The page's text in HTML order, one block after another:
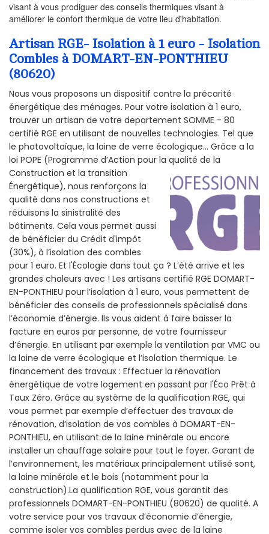
visant à vous prodiguer des conseils thermiques visant à
améliorer le confort thermique de votre lieu d'habitation.
Artisan RGE- Isolation à 1 euro - Isolation
Combles à DOMART-EN-PONTHIEU
(80620)
Nous vous proposons un dispositif contre la précarité
énergétique des ménages. Pour votre isolation à 1 euro,
trouver un artisan de votre departement SOMME - 80
certifié RGE en utilisant de nouvelles technologies. Tel que
le photovoltaïque, la laine de verre écologique... Grâce a la
loi POPE (Programme d’Action pour la qualité de la
Construction et la transition
Énergétique), nous renforçons la
qualité dans nos constructions et
réduisons la sinistralité des
bâtiments. Cela vous permet aussi
de bénéficier du Crédit d'impôt
(30%), à l’isolation des combles
pour 1 euro. Et l'Écologie dans tout ça ? L’été arrive et les
grandes chaleurs avec ! Les artisans certifié RGE DOMART-
EN-PONTHIEU pour l’isolation à 1 euro, vous permettent de
bénéficier des conseils de professionnels spécialisé dans
l’économie d’énergie. Ils vous aident à faire baisser la
facture en euros par personne, de votre fournisseur
d’énergie. En utilisant par exemple la ventilation par VMC ou
la laine de verre écologique et l’isolation thermique. Le
financement des travaux : Effectuer la rénovation
énergétique de votre logement en passant par l'Éco Prêt à
Taux Zéro. Grâce au système de la qualification RGE, qui
vous permet par exemple d’effectuer des travaux de
rénovation, d’isolation de vos combles à DOMART-EN-
PONTHIEU, en utilisant de la laine minérale ou encore
installer un chauffage solaire pour tout le foyer. Garant de
l’environnement, les matériaux principalement utilisé sont,
la laine minérale et le bois (notamment pour la
construction).La qualification RGE, vous garantit des
professionnels DOMART-EN-PONTHIEU (80620) de qualité. A
votre service pour vos travaux d’économie d’énergie,
comme isoler vos combles perdus avec de la laine